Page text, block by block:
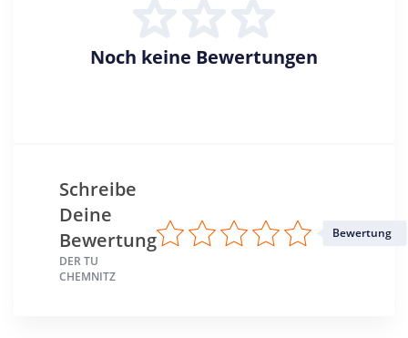
Noch keine Bewertungen
Schreibe
Deine
Bewertung
DER TU
CHEMNITZ
Bewertung